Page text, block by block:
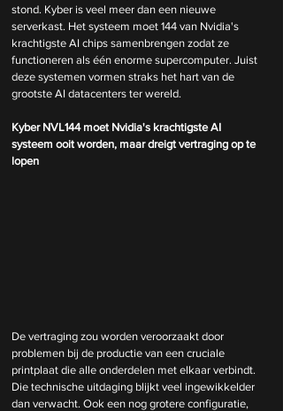
stond. Kyber is veel meer dan een nieuwe
serverkast. Het systeem moet 144 van Nvidia's
krachtigste AI chips samenbrengen zodat ze
functioneren als één enorme supercomputer. Juist
deze systemen vormen straks het hart van de
grootste AI datacenters ter wereld.
Kyber NVL144 moet Nvidia's krachtigste AI
systeem ooit worden, maar dreigt vertraging op te
lopen
De vertraging zou worden veroorzaakt door
problemen bij de productie van een cruciale
printplaat die alle onderdelen met elkaar verbindt.
Die technische uitdaging blijkt veel ingewikkelder
dan verwacht. Ook een nog grotere configuratie,